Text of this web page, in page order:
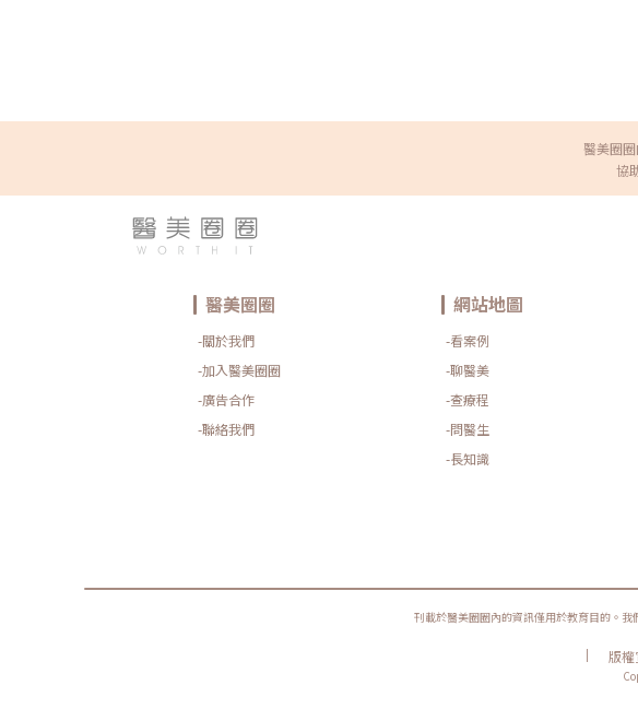
醫美圈
協
醫美圈圈
-關於我們
-加入醫美圈圈
-廣告合作
-聯絡我們
網站地圖
-看案例
-聊醫美
-查療程
-問醫生
-長知識
刊載於醫美圈圈內的資訊僅用於教育目的。
| 版權